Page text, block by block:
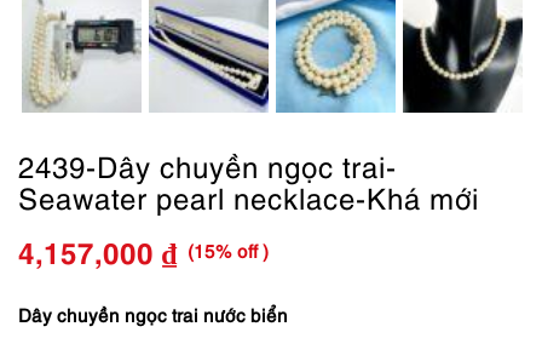
2439-Dây chuyền ngọc trai-
Seawater pearl necklace-Khá mới
Giá
gốc
4,157,000 ₫
Giá
hiện
(15% off )
Dây chuyền ngọc trai nước biển